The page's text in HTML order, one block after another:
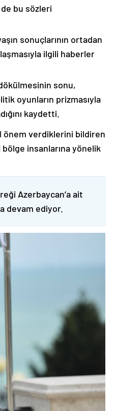
de bu sözleri
sonuçlarının ortadan
ilgili haberler
sonu,
oyunların prizmasıyla
kaydetti.
önem verdiklerini bildiren
bölge insanlarına yönelik
Azerbaycan’a ait
devam ediyor.